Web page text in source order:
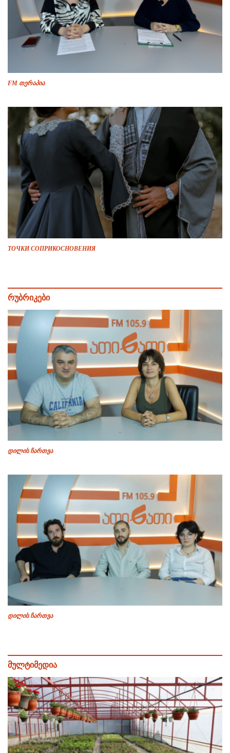
FM თერაპია
ТОЧКИ СОПРИКОСНОВЕНИЯ
რუბრიკები
დილის ჩართვა
დილის ჩართვა
მულტიმედია